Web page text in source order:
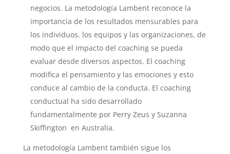
negocios. La metodología Lambent reconoce la
importancia de los resultados mensurables para
los individuos, los equipos y las organizaciones, de
modo que el impacto del coaching se pueda
evaluar desde diversos aspectos. El coaching
modifica el pensamiento y las emociones y esto
conduce al cambio de la conducta. El coaching
conductual ha sido desarrollado
fundamentalmente por Perry Zeus y Suzanna
Skiffington en Australia.
La metodología Lambent también sigue los